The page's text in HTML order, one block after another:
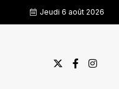
Jeudi 6 août 2026